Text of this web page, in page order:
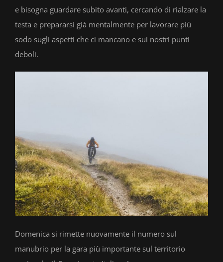
e bisogna guardare subito avanti, cercando di rialzare la
testa e prepararsi già mentalmente per lavorare più
sodo sugli aspetti che ci mancano e sui nostri punti
deboli.
Domenica si rimette nuovamente il numero sul
manubrio per la gara più importante sul territorio